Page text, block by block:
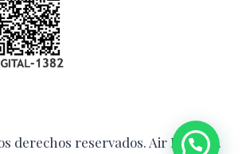
derechos reservados. Air Femme.